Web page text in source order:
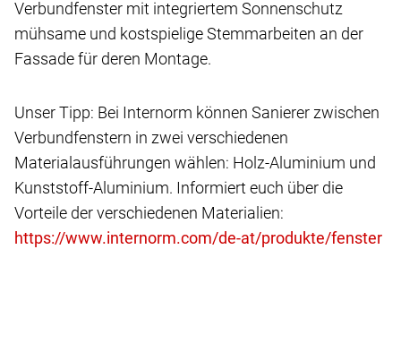
Verbundfenster mit integriertem Sonnenschutz
mühsame und kostspielige Stemmarbeiten an der
Fassade für deren Montage.
Unser Tipp: Bei Internorm können Sanierer zwischen
Verbundfenstern in zwei verschiedenen
Materialausführungen wählen: Holz-Aluminium und
Kunststoff-Aluminium. Informiert euch über die
Vorteile der verschiedenen Materialien: